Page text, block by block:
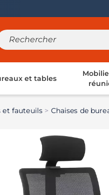
et tables
et fauteuils Chaises de